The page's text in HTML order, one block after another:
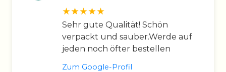
Sehr gute Qualität! Schön
verpackt und sauber.Werde auf
jeden noch öfter bestellen
Zum Google-Profil